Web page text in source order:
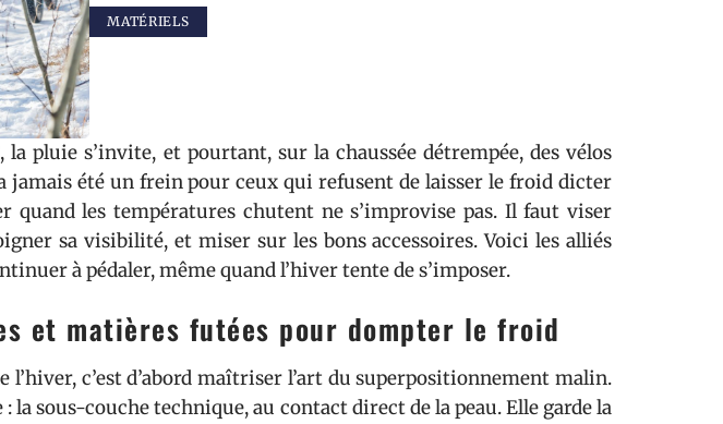
MATÉRIELS
pluie s’invite, et pourtant, sur la chaussée détrempée, des vélos
jamais été un frein pour ceux qui refusent de laisser le froid dicter
quand les températures chutent ne s’improvise pas. Il faut viser
sa visibilité, et miser sur les bons accessoires. Voici les alliés
à pédaler, même quand l’hiver tente de s’imposer.
et matières futées pour dompter le froid
l’hiver, c’est d’abord maîtriser l’art du superpositionnement malin.
la sous-couche technique, au contact direct de la peau. Elle garde la